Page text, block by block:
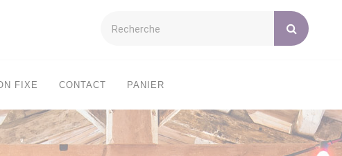
FIXE CONTACT PANIER